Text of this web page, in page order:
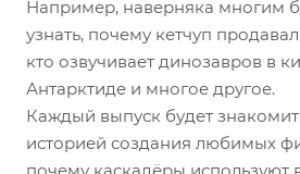
Например, наверняка многим
узнать, почему кетчуп
кто озвучивает динозавров в
Антарктиде и многое другое.
Каждый выпуск будет
историей создания любимых